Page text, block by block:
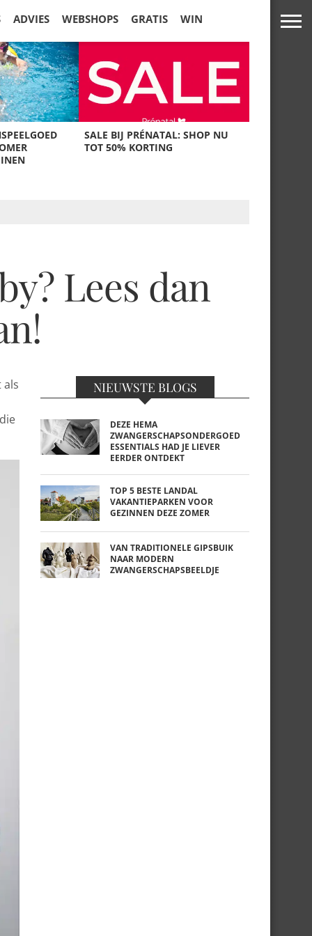
ADVIES WEBSHOPS GRATIS WIN
SALE BIJ PRÉNATAL: SHOP NU
TOT 50% KORTING
Lees dan
als NIEUWSTE BLOGS
DEZE HEMA
ZWANGERSCHAPSONDERGOED
ESSENTIALS HAD JE LIEVER
EERDER ONTDEKT
TOP 5 BESTE LANDAL
VAKANTIEPARKEN VOOR
GEZINNEN DEZE ZOMER
VAN TRADITIONELE GIPSBUIK
NAAR MODERN
ZWANGERSCHAPSBEELDJE